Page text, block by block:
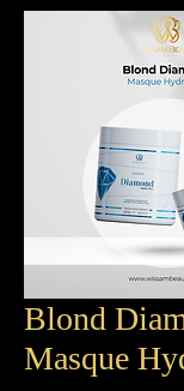
Blond
Masque